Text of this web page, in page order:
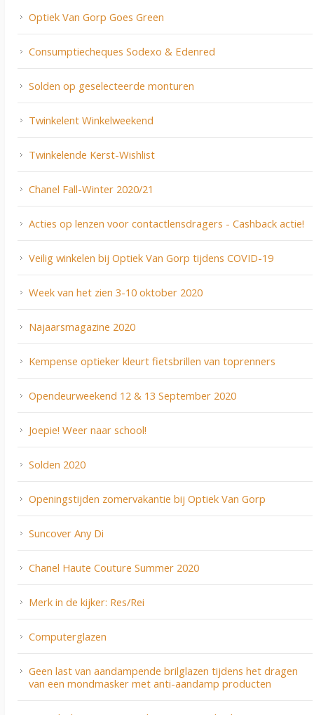
Optiek Van Gorp Goes Green
Consumptiecheques Sodexo & Edenred
Solden op geselecteerde monturen
Twinkelent Winkelweekend
Twinkelende Kerst-Wishlist
Chanel Fall-Winter 2020/21
Acties op lenzen voor contactlensdragers - Cashback actie!
Veilig winkelen bij Optiek Van Gorp tijdens COVID-19
Week van het zien 3-10 oktober 2020
Najaarsmagazine 2020
Kempense optieker kleurt fietsbrillen van toprenners
Opendeurweekend 12 & 13 September 2020
Joepie! Weer naar school!
Solden 2020
Openingstijden zomervakantie bij Optiek Van Gorp
Suncover Any Di
Chanel Haute Couture Summer 2020
Merk in de kijker: Res/Rei
Computerglazen
Geen last van aandampende brilglazen tijdens het dragen
van een mondmasker met anti-aandamp producten